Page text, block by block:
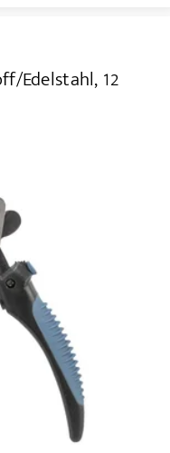
Edelstahl, 12